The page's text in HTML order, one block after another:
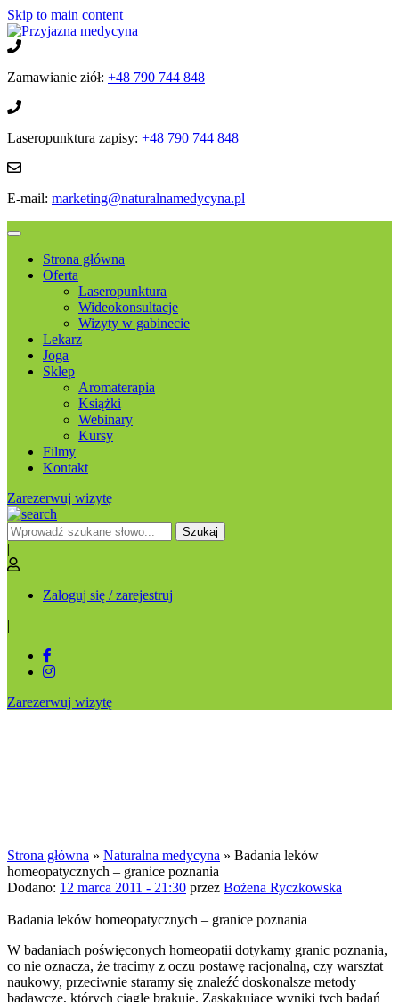
Skip to main content
Zamawianie ziół: +48 790 744 848
Laseropunktura zapisy: +48 790 744 848
E-mail: marketing@naturalnamedycyna.pl
Strona główna
Oferta
Laseropunktura
Wideokonsultacje
Wizyty w gabinecie
Lekarz
Joga
Sklep
Aromaterapia
Książki
Webinary
Kursy
Filmy
Kontakt
Zarezerwuj wizytę
Szukaj
|
Zaloguj się / zarejestruj
|
Zarezerwuj wizytę
Strona główna » Naturalna medycyna » Badania leków
homeopatycznych – granice poznania
Dodano: 12 marca 2011 - 21:30 przez Bożena Ryczkowska
Badania leków homeopatycznych – granice poznania
W badaniach poświęconych homeopatii dotykamy granic poznania,
co nie oznacza, że tracimy z oczu postawę racjonalną, czy warsztat
naukowy, przeciwnie staramy się znaleźć doskonalsze metody
badawcze, których ciągle brakuje. Zaskakujące wyniki tych badań